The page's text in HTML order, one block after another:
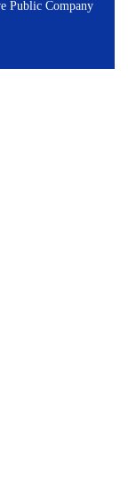
Public Company